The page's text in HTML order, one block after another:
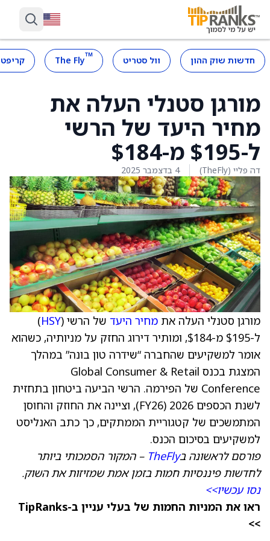
חדשות שוק ההון וול סטריט ™
The Fly
מורגן סטנלי העלה את
מחיר היעד של הרשי
ל-$195 מ-$184
דה פליי (TheFly) 4 בדצמבר 2025
מורגן סטנלי העלה את מחיר היעד של הרשי (HSY
)
ל-$195 מ-$184, ומותיר דירוג החזק על מניותיה, כשהוא
אומר למשקיעים שהחברה “שידרה טון בונה” במהלך
המצגת בכנס Global Consumer & Retail
Conference של הפירמה. הרשי הביעה ביטחון בתחזית
לשנת הכספים 2026 (FY26), וציינה את החוזק והחוסן
המתמשכים של קטגוריית הממתקים, כך כתב האנליסט
למשקיעים בסיכום הכנס.
פורסם לראשונה בTheFly – המקור הסמכותי ביותר
לחדשות פיננסיות חמות בזמן אמת שמזיזות את השוק.
נסו עכשיו>>
ראו את המניות החמות של בעלי עניין ב-TipRanks
>>